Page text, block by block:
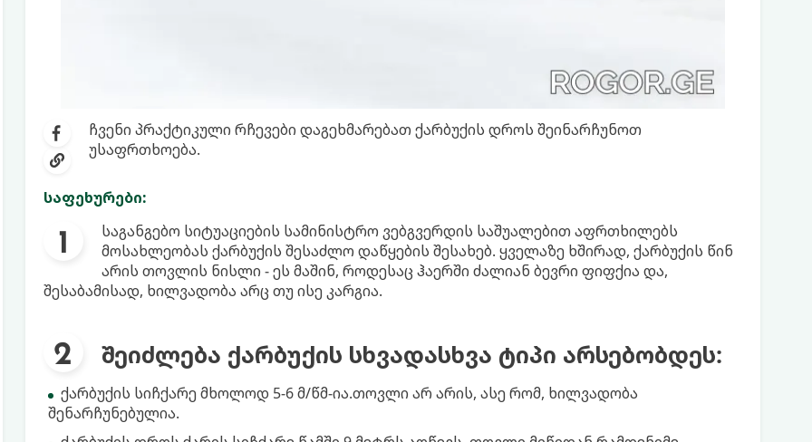
ჩვენი პრაქტიკული რჩევები დაგეხმარებათ ქარბუქის დროს შეინარჩუნოთ
უსაფრთხოება.
საფეხურები:
საგანგებო სიტუაციების სამინისტრო ვებგვერდის საშუალებით აფრთხილებს
მოსახლეობას ქარბუქის შესაძლო დაწყების შესახებ. ყველაზე ხშირად, ქარბუქის წინ
არის თოვლის ნისლი - ეს მაშინ, როდესაც ჰაერში ძალიან ბევრი ფიფქია და,
შესაბამისად, ხილვადობა არც თუ ისე კარგია.
შეიძლება ქარბუქის სხვადასხვა ტიპი არსებობდეს:
ქარბუქის სიჩქარე მხოლოდ 5-6 მ/წმ-ია.თოვლი არ არის, ასე რომ, ხილვადობა
შენარჩუნებულია.